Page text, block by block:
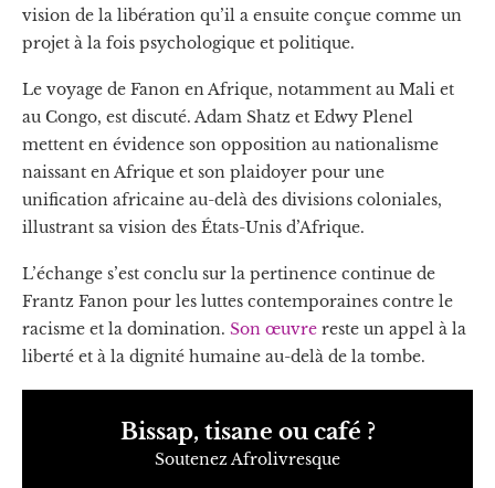
vision de la libération qu’il a ensuite conçue comme un
projet à la fois psychologique et politique.
Le voyage de Fanon en Afrique, notamment au Mali et
au Congo, est discuté. Adam Shatz et Edwy Plenel
mettent en évidence son opposition au nationalisme
naissant en Afrique et son plaidoyer pour une
unification africaine au-delà des divisions coloniales,
illustrant sa vision des États-Unis d’Afrique.
L’échange s’est conclu sur la pertinence continue de
Frantz Fanon pour les luttes contemporaines contre le
racisme et la domination. Son œuvre reste un appel à la
liberté et à la dignité humaine au-delà de la tombe.
Bissap, tisane ou café ?
Soutenez Afrolivresque